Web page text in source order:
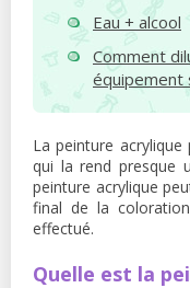
Eau + alcool
Comment
équipement
La peinture
qui la rend presque
peinture acrylique
final de la
effectué.
Quelle est la